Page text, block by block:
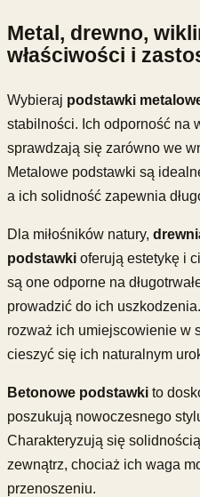
Metal, drewno,
właściwości i
Wybieraj podstawki
stabilności. Ich odporność na
sprawdzają się zarówno we
Metalowe podstawki są
a ich solidność zapewnia
Dla miłośników natury,
podstawki oferują estetykę i
są one odporne na
prowadzić do ich
rozważ ich umiejscowienie w
cieszyć się ich naturalnym
Betonowe podstawki to
poszukują nowoczesnego
Charakteryzują się
zewnątrz, chociaż ich waga
przenoszeniu.